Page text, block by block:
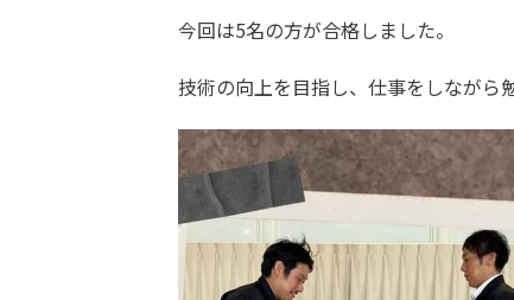
今回は5名の方が合格しました。
技術の向上を目指し、仕事をしながら